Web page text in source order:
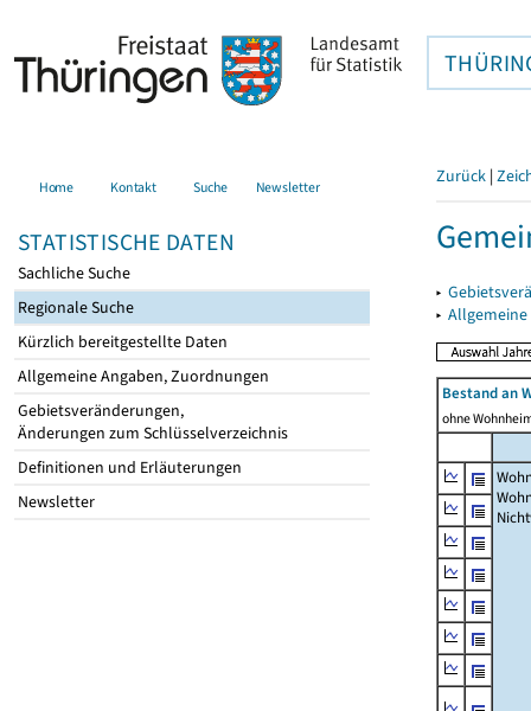
Home Kontakt Suche Newsletter
STATISTISCHE DATEN
Sachliche Suche
Regionale Suche
Kürzlich bereitgestellte Daten
Allgemeine Angaben, Zuordnungen
Gebietsveränderungen,
Änderungen zum Schlüsselverzeichnis
Definitionen und Erläuterungen
Newsletter
Zurück |
▸
▸
Bestand an
ohne